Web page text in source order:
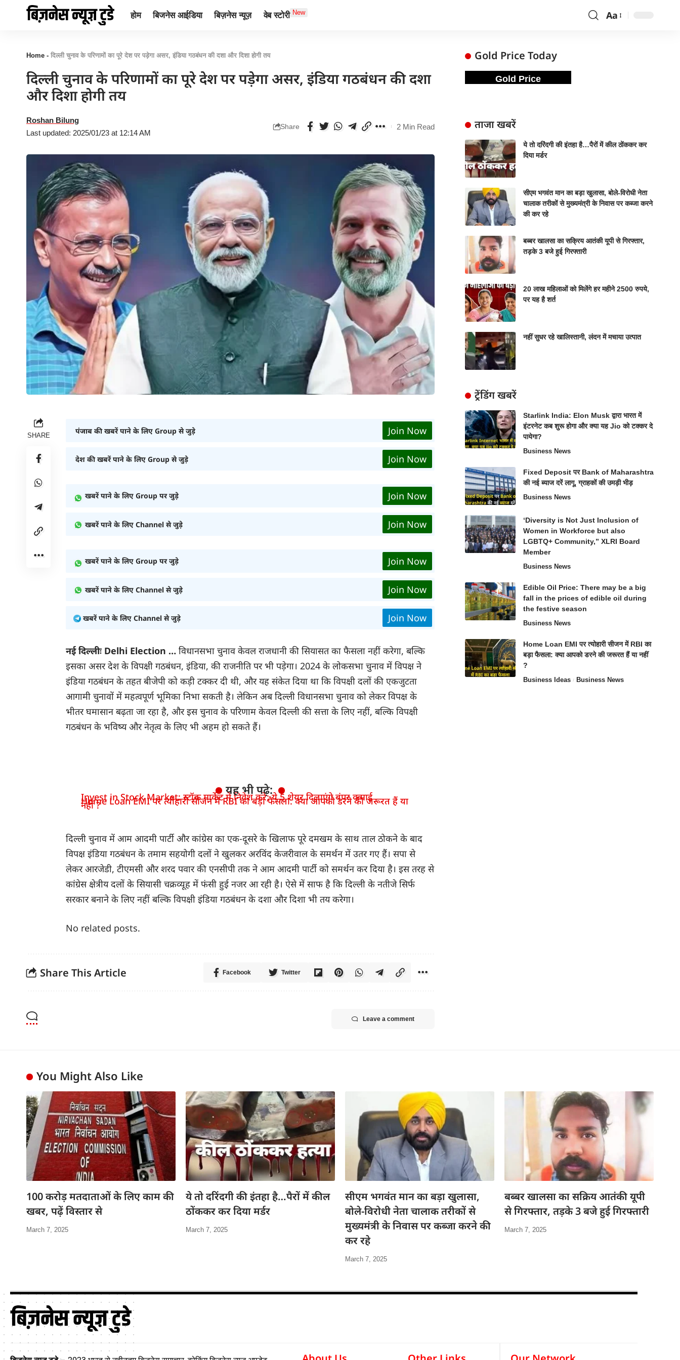
होम बिजनेस आईडिया बिज़नेस न्यूज़ वेब स्टोरी New Aa
Home - दिल्ली चुनाव के परिणामों का पूरे देश पर पड़ेगा असर, इंडिया गठबंधन की दशा और दिशा होगी तय
दिल्ली चुनाव के परिणामों का पूरे देश पर पड़ेगा असर, इंडिया गठबंधन की दशा
और दिशा होगी तय
Last updated: 2025/01/23 at 12:14 AM
Roshan Bilung
Share 2 Min Read
SHARE पंजाब की खबरें पाने के लिए Group से जुड़े Join Now
देश की खबरें पाने के लिए Group से जुड़े Join Now
खबरें पाने के लिए Group पर जुड़े Join Now
खबरें पाने के लिए Channel से जुड़े Join Now
खबरें पाने के लिए Group पर जुड़े Join Now
खबरें पाने के लिए Channel से जुड़े Join Now
खबरें पाने के लिए Channel से जुड़े Join Now
नई दिल्लीः Delhi Election … विधानसभा चुनाव केवल राजधानी की सियासत का फैसला नहीं करेगा, बल्कि
इसका असर देश के विपक्षी गठबंधन, इंडिया, की राजनीति पर भी पड़ेगा। 2024 के लोकसभा चुनाव में विपक्ष ने
इंडिया गठबंधन के तहत बीजेपी को कड़ी टक्कर दी थी, और यह संकेत दिया था कि विपक्षी दलों की एकजुटता
आगामी चुनावों में महत्वपूर्ण भूमिका निभा सकती है। लेकिन अब दिल्ली विधानसभा चुनाव को लेकर विपक्ष के
भीतर घमासान बढ़ता जा रहा है, और इस चुनाव के परिणाम केवल दिल्ली की सत्ता के लिए नहीं, बल्कि विपक्षी
गठबंधन के भविष्य और नेतृत्व के लिए भी अहम हो सकते हैं।
यह भी पढ़े:
Invest in Stock Market: स्टॉक मार्केट में निवेश करें; ये 5 शेयर दिलाएंगे बंपर कमाई
Home Loan EMI पर त्योहारी सीजन में RBI का बड़ा फैसला: क्या आपको डरने की जरूरत हैं या
नहीं ?
दिल्ली चुनाव में आम आदमी पार्टी और कांग्रेस का एक-दूसरे के खिलाफ पूरे दमखम के साथ ताल ठोकने के बाद
विपक्ष इंडिया गठबंधन के तमाम सहयोगी दलों ने खुलकर अरविंद केजरीवाल के समर्थन में उतर गए हैं। सपा से
लेकर आरजेडी, टीएमसी और शरद पवार की एनसीपी तक ने आम आदमी पार्टी को समर्थन कर दिया है। इस तरह से
कांग्रेस क्षेत्रीय दलों के सियासी चक्रव्यूह में फंसी हुई नजर आ रही है। ऐसे में साफ है कि दिल्ली के नतीजे सिर्फ
सरकार बनाने के लिए नहीं बल्कि विपक्षी इंडिया गठबंधन के दशा और दिशा भी तय करेगा।
No related posts.
Share This Article Facebook Twitter
Leave a comment
Gold Price Today
Gold Price
ताजा खबरें
ये तो दरिंदगी की इंतहा है…पैरों में कील ठोंककर कर
दिया मर्डर
सीएम भगवंत मान का बड़ा खुलासा, बोले-विरोधी नेता
चालाक तरीकों से मुख्यमंत्री के निवास पर कब्जा करने
की कर रहे
बब्बर खालसा का सक्रिय आतंकी यूपी से गिरफ्तार,
तड़के 3 बजे हुई गिरफ्तारी
20 लाख महिलाओं को मिलेंगे हर महीने 2500 रुपये,
पर यह है शर्त
नहीं सुधर रहे खालिस्तानी, लंदन में मचाया उत्पात
ट्रेंडिंग खबरें
Starlink India: Elon Musk द्वारा भारत में
इंटरनेट कब शुरू होगा और क्या यह Jio को टक्कर दे
पायेगा?
Business News
Fixed Deposit पर Bank of Maharashtra
की नई ब्याज दरें लागू, ग्राहकों की उमड़ी भीड़
Business News
‘Diversity is Not Just Inclusion of
Women in Workforce but also
LGBTQ+ Community,” XLRI Board
Member
Business News
Edible Oil Price: There may be a big
fall in the prices of edible oil during
the festive season
Business News
Home Loan EMI पर त्योहारी सीजन में RBI का
बड़ा फैसला: क्या आपको डरने की जरूरत हैं या नहीं
?
Business Ideas Business News
You Might Also Like
100 करोड़ मतदाताओं के लिए काम की
खबर, पढ़ें विस्तार से
March 7, 2025
ये तो दरिंदगी की इंतहा है…पैरों में कील
ठोंककर कर दिया मर्डर
March 7, 2025
सीएम भगवंत मान का बड़ा खुलासा,
बोले-विरोधी नेता चालाक तरीकों से
मुख्यमंत्री के निवास पर कब्जा करने की
कर रहे
March 7, 2025
बब्बर खालसा का सक्रिय आतंकी यूपी
से गिरफ्तार, तड़के 3 बजे हुई गिरफ्तारी
March 7, 2025